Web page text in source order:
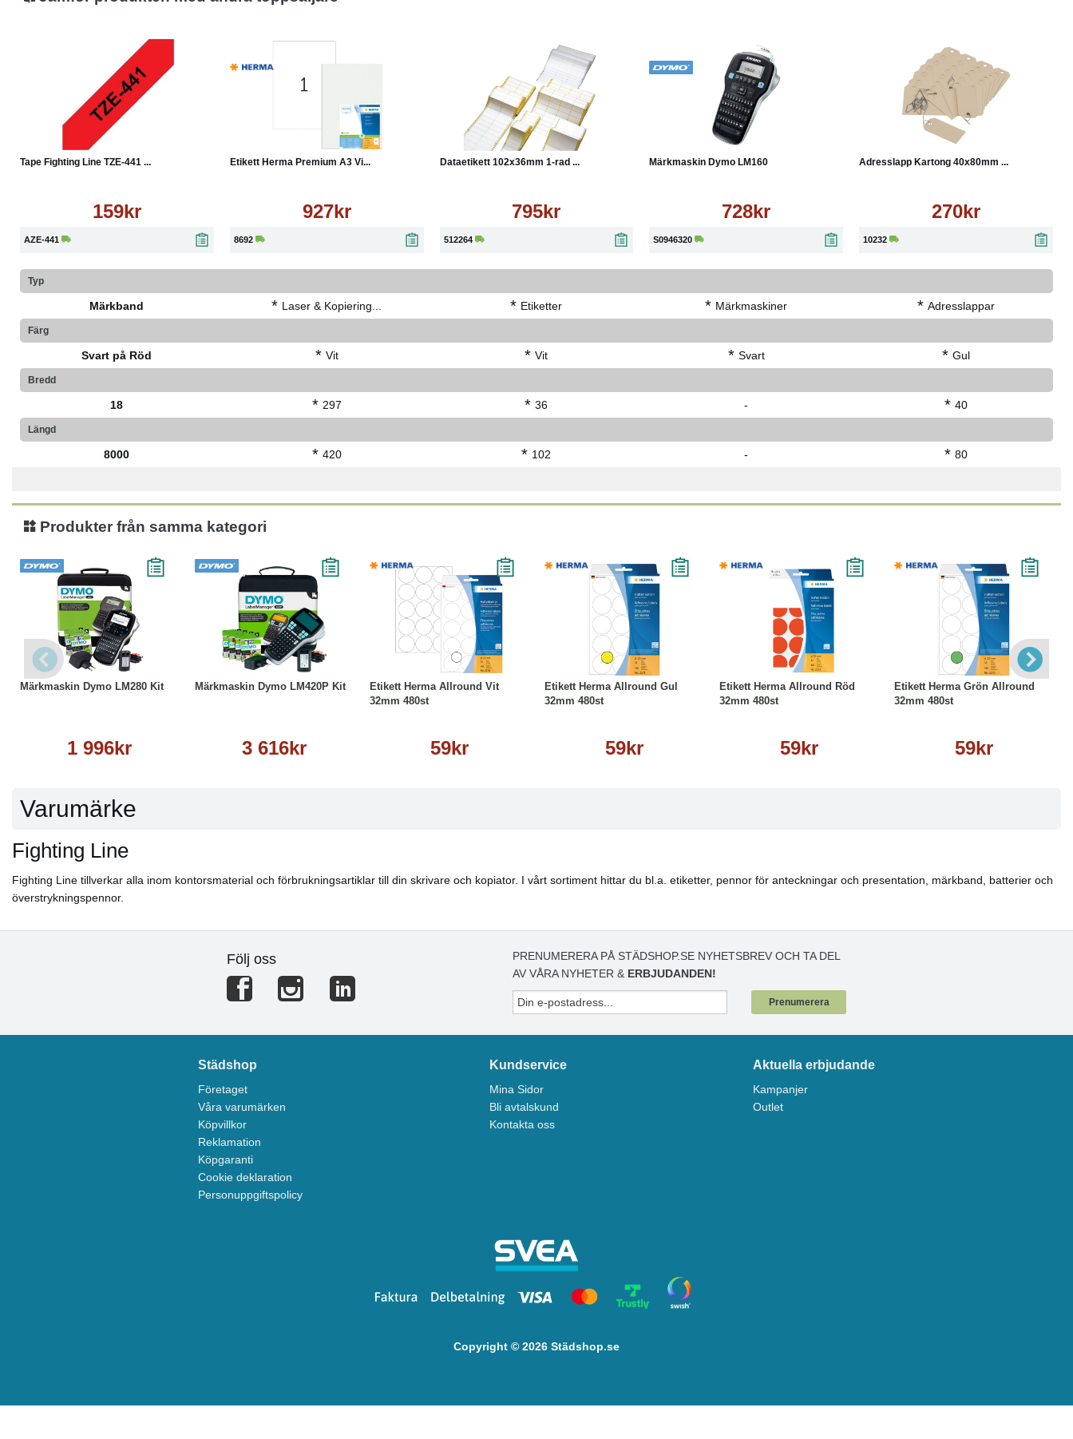
Tape Fighting Line TZE-441 ...
159kr
AZE-441
Etikett Herma Premium A3 Vi...
927kr
8692
Läs mer
Dataetikett 102x36mm 1-rad ...
795kr
512264
Köp Läs mer
Märkmaskin Dymo LM160
728kr
S0946320
Adresslapp Kartong 40x80mm ...
270kr
10232
Typ
Märkband * Laser & Kopiering... * Etiketter * Märkmaskiner * Adresslappar
Färg
Svart på Röd * Vit * Vit * Svart * Gul
Bredd
18 * 297 * 36 - * 40
Längd
8000 * 420 * 102 - * 80
Produkter från samma kategori
Märkmaskin Dymo LM280 Kit
1 996kr
Köp Läs mer
Märkmaskin Dymo LM420P Kit
3 616kr
Köp Läs mer
Etikett Herma Allround Vit
32mm 480st
59kr
Köp Läs mer
Etikett Herma Allround Gul
32mm 480st
59kr
Köp Läs mer
Etikett Herma Allround Röd
32mm 480st
59kr
Läs mer
Etikett Herma Grön Allround
32mm 480st
59kr
Köp Läs mer
Varumärke
Fighting Line
Fighting Line tillverkar alla inom kontorsmaterial och förbrukningsartiklar till din skrivare och kopiator. I vårt sortiment hittar du bl.a. etiketter, pennor för anteckningar och presentation, märkband, batterier och
överstrykningspennor.
Följ oss
PRENUMERERA PÅ STÄDSHOP.SE NYHETSBREV OCH TA DEL
AV VÅRA NYHETER & ERBJUDANDEN!
Prenumerera
Städshop
Företaget
Våra varumärken
Köpvillkor
Reklamation
Köpgaranti
Cookie deklaration
Personuppgiftspolicy
Kundservice
Mina Sidor
Bli avtalskund
Kontakta oss
Aktuella erbjudande
Kampanjer
Outlet
Copyright © 2026 Städshop.se